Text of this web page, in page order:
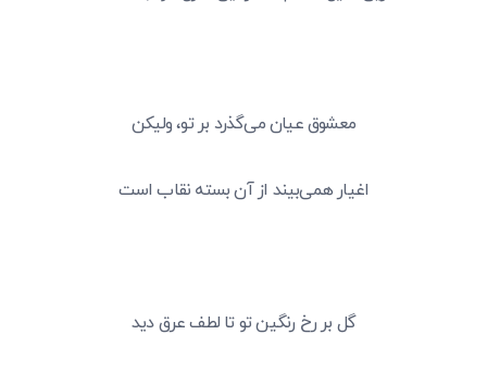
معشوق عیان می‌گذرد بر تو، ولیکن
اغیار همی‌بیند از آن بسته نقاب است
گل بر رخ رنگین تو تا لطف عرق دید